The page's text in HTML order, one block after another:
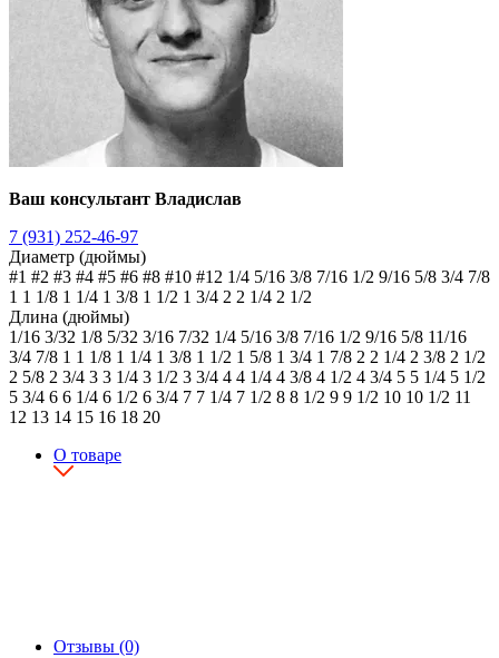
Ваш консультант Владислав
7 (931) 252-46-97
Диаметр (дюймы)
#1 #2 #3 #4 #5 #6 #8 #10 #12 1/4 5/16 3/8 7/16 1/2 9/16 5/8 3/4 7/8
1 1 1/8 1 1/4 1 3/8 1 1/2 1 3/4 2 2 1/4 2 1/2
Длина (дюймы)
1/16 3/32 1/8 5/32 3/16 7/32 1/4 5/16 3/8 7/16 1/2 9/16 5/8 11/16
3/4 7/8 1 1 1/8 1 1/4 1 3/8 1 1/2 1 5/8 1 3/4 1 7/8 2 2 1/4 2 3/8 2 1/2
2 5/8 2 3/4 3 3 1/4 3 1/2 3 3/4 4 4 1/4 4 3/8 4 1/2 4 3/4 5 5 1/4 5 1/2
5 3/4 6 6 1/4 6 1/2 6 3/4 7 7 1/4 7 1/2 8 8 1/2 9 9 1/2 10 10 1/2 11
12 13 14 15 16 18 20
О товаре
Отзывы (0)